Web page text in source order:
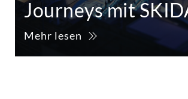
Journeys mit
Mehr lesen